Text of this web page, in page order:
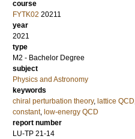
course
FYTK02 20211
year
2021
type
M2 - Bachelor Degree
subject
Physics and Astronomy
keywords
chiral perturbation theory, lattice QCD
constant, low-energy QCD
report number
LU-TP 21-14